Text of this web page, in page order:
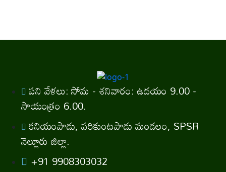
పని వేళలు: సోమ - శనివారం: ఉదయం 9.00 -
సాయంత్రం 6.00.
కనియంపాడు, వరికుంటపాడు మండలం, SPSR
నెల్లూరు జిల్లా.
+91 9908303032